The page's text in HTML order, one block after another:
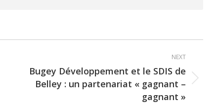
NEXT
Bugey Développement et le SDIS de
Belley : un partenariat « gagnant –
gagnant »